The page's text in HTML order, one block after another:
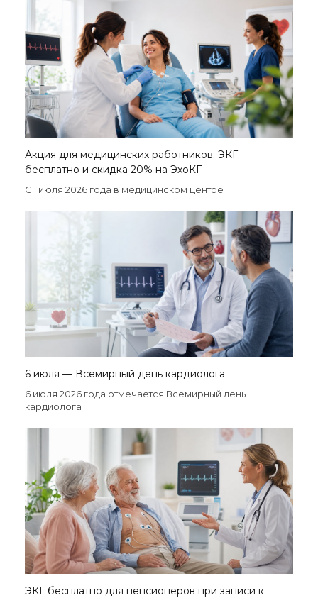
Акция для медицинских работников: ЭКГ
бесплатно и скидка 20% на ЭхоКГ
С 1 июля 2026 года в медицинском центре
6 июля — Всемирный день кардиолога
6 июля 2026 года отмечается Всемирный день
кардиолога
ЭКГ бесплатно для пенсионеров при записи к